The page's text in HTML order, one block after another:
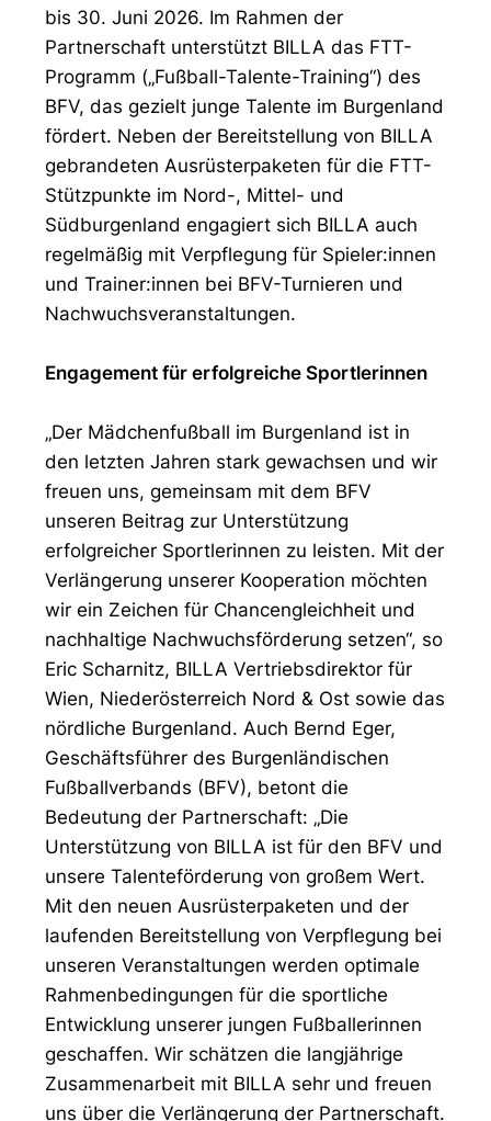
bis 30. Juni 2026. Im Rahmen der
Partnerschaft unterstützt BILLA das FTT-
Programm („Fußball-Talente-Training“) des
BFV, das gezielt junge Talente im Burgenland
fördert. Neben der Bereitstellung von BILLA
gebrandeten Ausrüsterpaketen für die FTT-
Stützpunkte im Nord-, Mittel- und
Südburgenland engagiert sich BILLA auch
regelmäßig mit Verpflegung für Spieler:innen
und Trainer:innen bei BFV-Turnieren und
Nachwuchsveranstaltungen.
Engagement für erfolgreiche Sportlerinnen
„Der Mädchenfußball im Burgenland ist in
den letzten Jahren stark gewachsen und wir
freuen uns, gemeinsam mit dem BFV
unseren Beitrag zur Unterstützung
erfolgreicher Sportlerinnen zu leisten. Mit der
Verlängerung unserer Kooperation möchten
wir ein Zeichen für Chancengleichheit und
nachhaltige Nachwuchsförderung setzen“, so
Eric Scharnitz, BILLA Vertriebsdirektor für
Wien, Niederösterreich Nord & Ost sowie das
nördliche Burgenland. Auch Bernd Eger,
Geschäftsführer des Burgenländischen
Fußballverbands (BFV), betont die
Bedeutung der Partnerschaft: „Die
Unterstützung von BILLA ist für den BFV und
unsere Talenteförderung von großem Wert.
Mit den neuen Ausrüsterpaketen und der
laufenden Bereitstellung von Verpflegung bei
unseren Veranstaltungen werden optimale
Rahmenbedingungen für die sportliche
Entwicklung unserer jungen Fußballerinnen
geschaffen. Wir schätzen die langjährige
Zusammenarbeit mit BILLA sehr und freuen
uns über die Verlängerung der Partnerschaft.